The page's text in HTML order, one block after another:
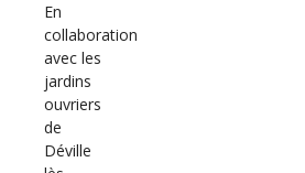
En
collaboration
avec les
jardins
ouvriers
de
Déville